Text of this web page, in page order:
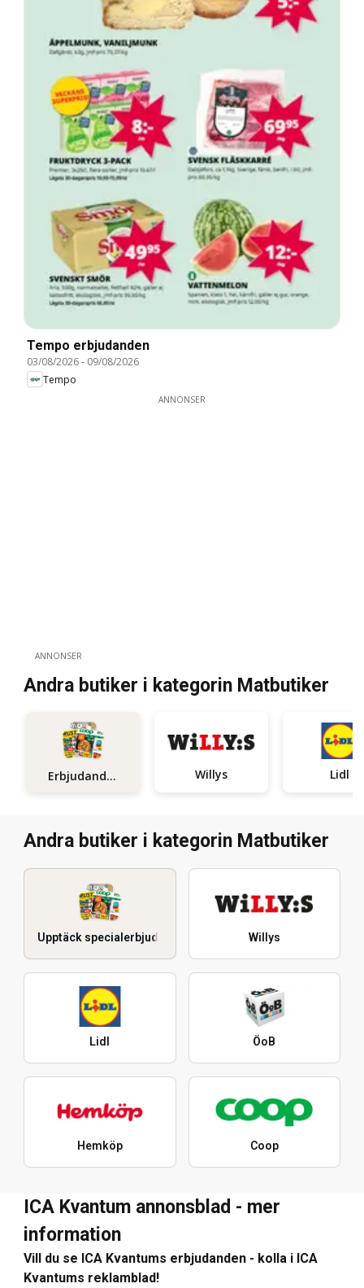
Tempo erbjudanden
03/08/2026- 09/08/2026
Tempo
ANNONSER
ANNONSER
Andra butiker i kategorin Matbutiker
Erbjudanden Willys Lidl
Andra butiker i kategorin Matbutiker
Upptäck specialerbjudanden Willys
Lidl ÖoB
Hemköp Coop
ICA Kvantum annonsblad - mer
information
Vill du se ICA Kvantums erbjudanden - kolla i ICA
Kvantums reklamblad!